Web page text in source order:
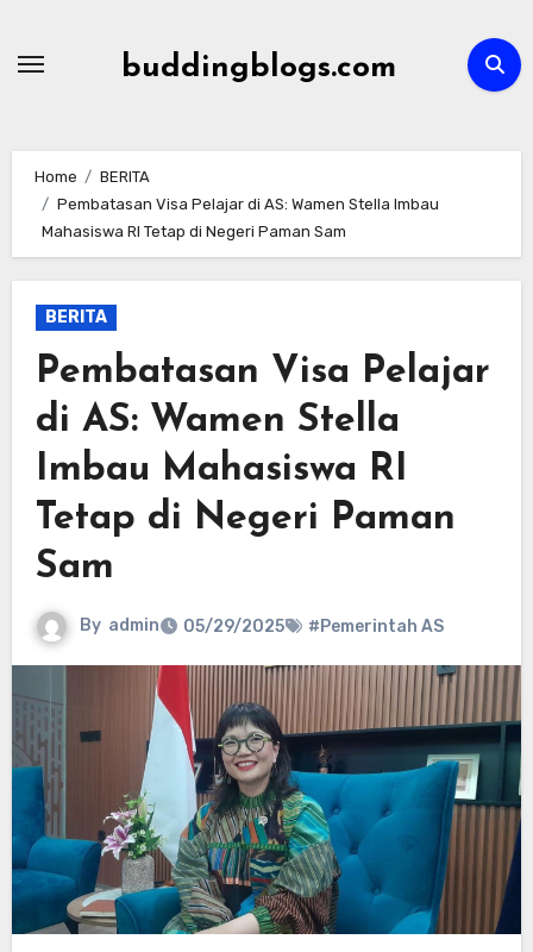
buddingblogs.com
Home
BERITA
Pembatasan Visa Pelajar di AS: Wamen Stella Imbau
Mahasiswa RI Tetap di Negeri Paman Sam
BERITA
Pembatasan Visa Pelajar
di AS: Wamen Stella
Imbau Mahasiswa RI
Tetap di Negeri Paman
Sam
By admin 05/29/2025 #Pemerintah AS